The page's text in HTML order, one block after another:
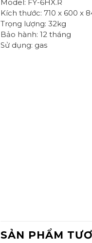
Model: FY-6HX.R
Kích thước: 710 x 600 x
Trọng lượng: 32kg
Bảo hành: 12 tháng
Sử dụng: gas
SẢN PHẨM